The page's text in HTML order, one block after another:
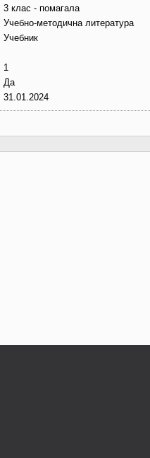
3 клас - помагала
Учебно-методична литература
Учебник
1
Да
31.01.2024